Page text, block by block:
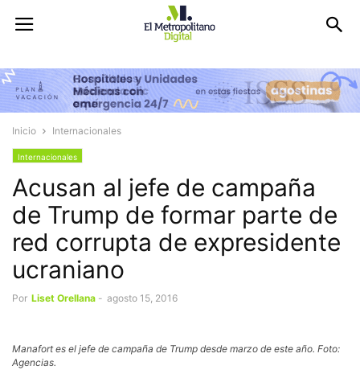
Inicio Internacionales
Internacionales
Acusan al jefe de campaña
de Trump de formar parte de
red corrupta de expresidente
ucraniano
Por Liset Orellana - agosto 15, 2016
Manafort es el jefe de campaña de Trump desde marzo de este año. Foto:
Agencias.